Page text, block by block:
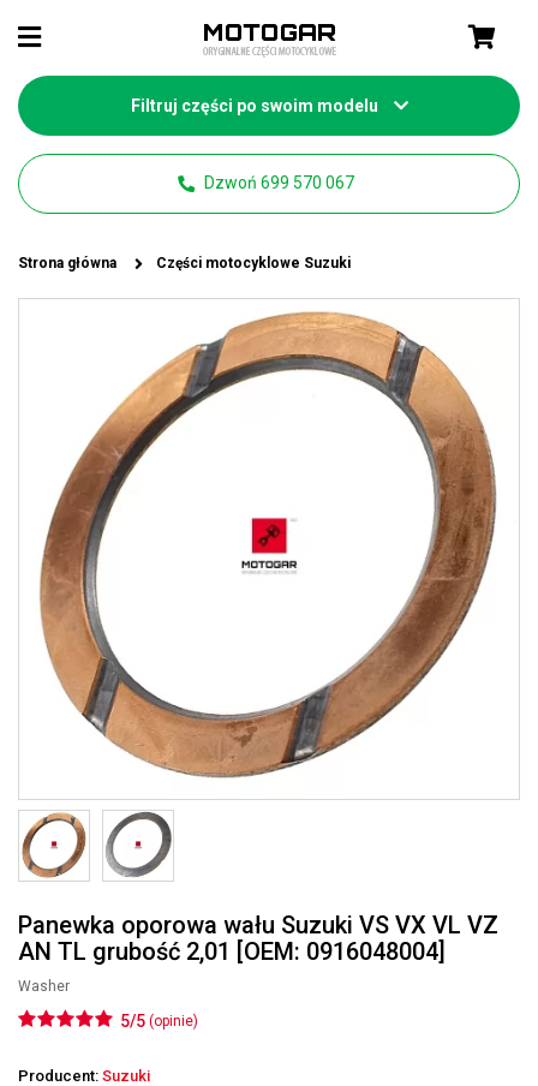
Filtruj części po swoim modelu
Dzwoń 699 570 067
Strona główna Części motocyklowe Suzuki
Panewka oporowa wału Suzuki VS VX VL VZ
AN TL grubość 2,01 [OEM: 0916048004]
Washer
5/5 (opinie)
Producent: Suzuki